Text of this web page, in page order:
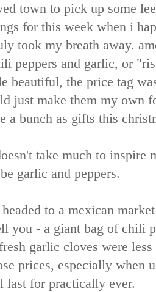
town to pick up some
for this week when i
took my breath away.
peppers and garlic, or
beautiful, the price tag
just make them my own
a bunch as gifts this
take much to inspire
garlic and peppers.
to a mexican
you - a giant bag of chili
garlic cloves were
prices, especially when
last for practically ever.